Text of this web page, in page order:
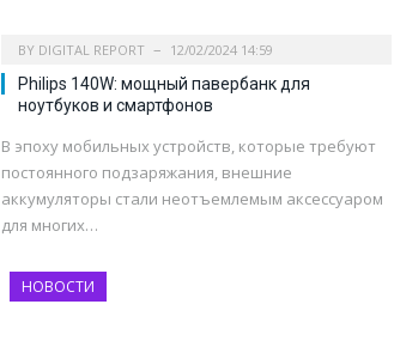
BY DIGITAL REPORT 12/02/2024 14:59
Philips 140W: мощный павербанк для
ноутбуков и смартфонов
В эпоху мобильных устройств, которые требуют
постоянного подзаряжания, внешние
аккумуляторы стали неотъемлемым аксессуаром
для многих…
НОВОСТИ